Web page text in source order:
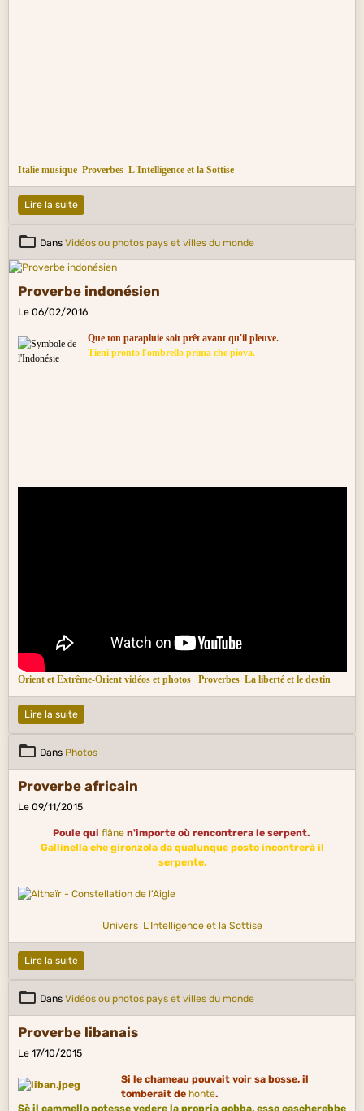
Italie musique Proverbes L'Intelligence et la Sottise
Lire la suite
Dans Vidéos ou photos pays et villes du monde
Proverbe indonésien
Le 06/02/2016
Que ton parapluie soit prêt avant qu'il pleuve.
Tieni pronto l'ombrello prima che piova.
Orient et Extrême-Orient vidéos et photos Proverbes La liberté et le destin
Lire la suite
Dans Photos
Proverbe africain
Le 09/11/2015
Poule qui flânen'importe où rencontrera le serpent.
Gallinella che gironzola da qualunque posto incontrerà il
serpente.
Univers L'Intelligence et la Sottise
Lire la suite
Dans Vidéos ou photos pays et villes du monde
Proverbe libanais
Le 17/10/2015
Si le chameau pouvait voir sa bosse, il
tomberait de honte.
Sè il cammello potesse vedere la propria gobba, esso cascherebbe